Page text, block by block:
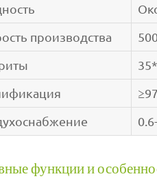
производства
функции и